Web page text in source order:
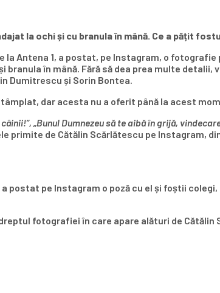
la ochi și cu branula în mână. Ce a pățit
Antena 1, a postat, pe Instagram, o
în mână. Fără să dea prea multe
Dumitrescu și Sorin Bontea.
dar acesta nu a oferit până la acest
„Bunul Dumnezeu să te aibă în grijă,
primite de Cătălin Scărlătescu pe Instagram,
postat pe Instagram o poză cu el și foștii
fotografiei în care apare alături de Cătălin